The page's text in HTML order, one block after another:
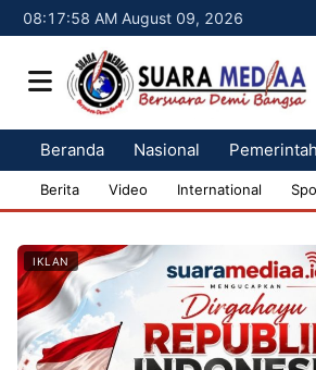
08:17:59 AM August 09, 2026
Beranda Nasional
Berita Video International
IKLAN